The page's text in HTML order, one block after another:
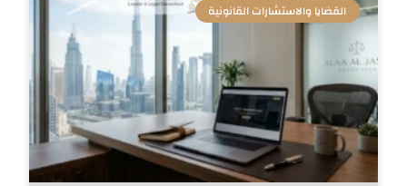
القضايا والاستشارات القانونية